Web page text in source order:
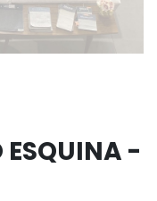
ESQUINA -